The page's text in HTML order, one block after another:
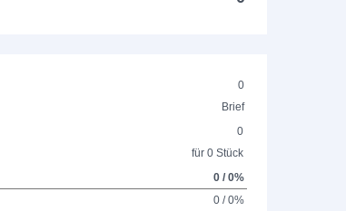
0
Brief
0
für 0 Stück
0 / 0%
0 / 0%